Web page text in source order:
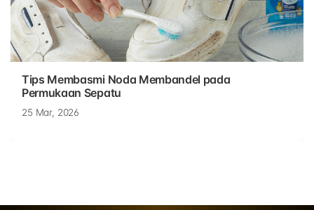
Tips Membasmi Noda Membandel pada
Permukaan Sepatu
25 Mar, 2026